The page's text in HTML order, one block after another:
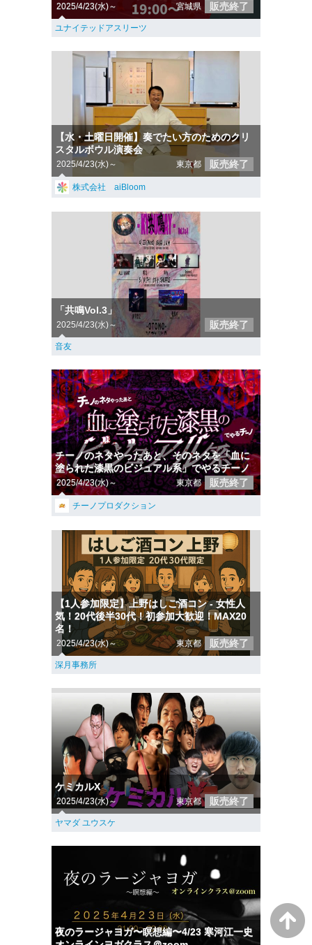
2025/4/23(水)～ 宮城県 販売終了
ユナイテッドアスリーツ
【水・土曜日開催】奏でたい方のためのクリ
スタルボウル演奏会
2025/4/23(水)～ 東京都 販売終了
株式会社 aiBloom
「共鳴Vol.3」
2025/4/23(水)～ 販売終了
音友
チーノのネタやったあと、そのネタを「血に
塗られた漆黒のビジュアル系」でやるチーノ
2025/4/23(水)～ 東京都 販売終了
チーノプロダクション
【1人参加限定】上野はしご酒コン - 女性人
気！20代後半30代！初参加大歓迎！MAX20
名！
2025/4/23(水)～ 東京都 販売終了
深月事務所
ケミカルX
2025/4/23(水)～ 東京都 販売終了
ヤマダ ユウスケ
夜のラージャヨガ〜瞑想編〜4/23 寒河江一史